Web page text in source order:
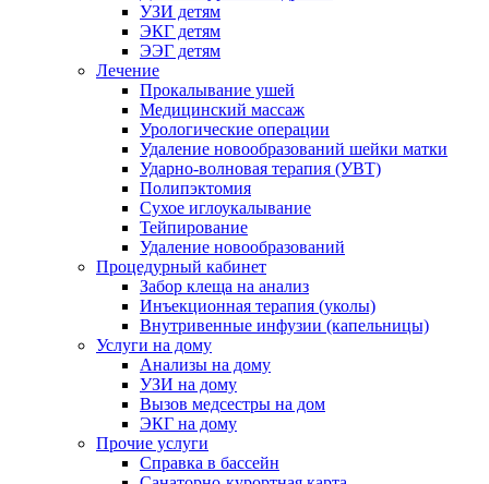
УЗИ детям
ЭКГ детям
ЭЭГ детям
Лечение
Прокалывание ушей
Медицинский массаж
Урологические операции
Удаление новообразований шейки матки
Ударно-волновая терапия (УВТ)
Полипэктомия
Сухое иглоукалывание
Тейпирование
Удаление новообразований
Процедурный кабинет
Забор клеща на анализ
Инъекционная терапия (уколы)
Внутривенные инфузии (капельницы)
Услуги на дому
Анализы на дому
УЗИ на дому
Вызов медсестры на дом
ЭКГ на дому
Прочие услуги
Справка в бассейн